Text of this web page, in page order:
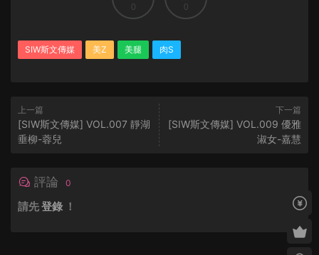
0 0
SIW斯文傳媒 美Z 美腿 肉S
上一篇
[SIW斯文傳媒] VOL.007 靜湖
垂柳-蓉兒
下一篇
[SIW斯文傳媒] VOL.009 優雅
淑女-嘉慧
評論 0
請先登錄 ！